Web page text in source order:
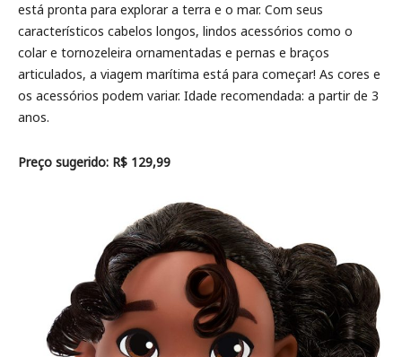
está pronta para explorar a terra e o mar. Com seus
característicos cabelos longos, lindos acessórios como o
colar e tornozeleira ornamentadas e pernas e braços
articulados, a viagem marítima está para começar! As cores e
os acessórios podem variar. Idade recomendada: a partir de 3
anos.
Preço sugerido: R$ 129,99